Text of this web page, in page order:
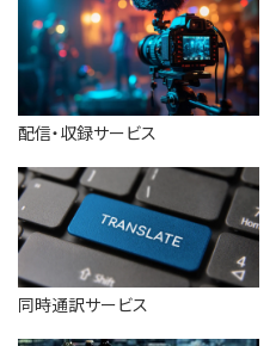
配信・収録サービス
同時通訳サービス